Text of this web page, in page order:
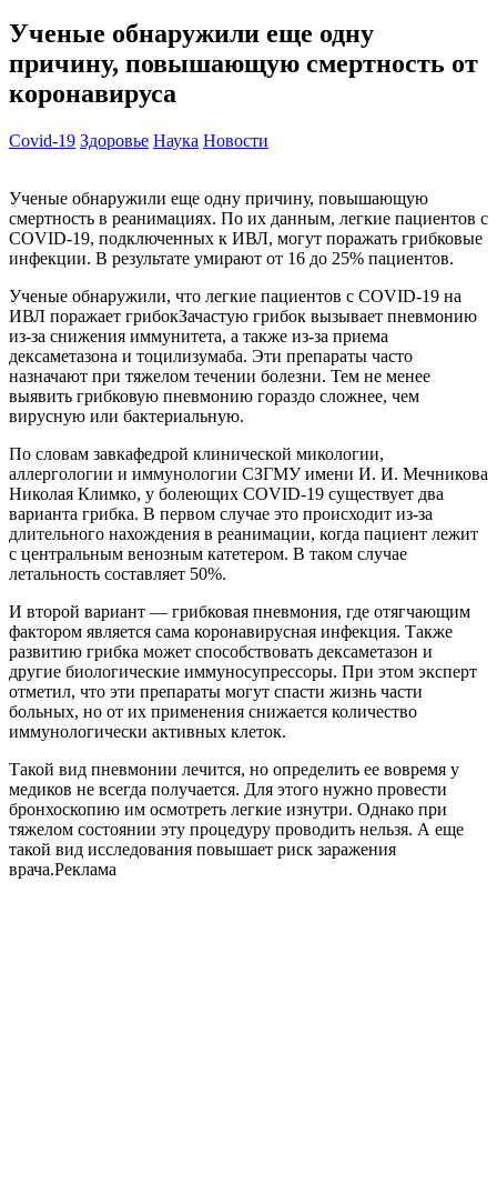
Ученые обнаружили еще одну
причину, повышающую смертность от
коронавируса
Covid-19 Здоровье Наука Новости
Ученые обнаружили еще одну причину, повышающую
смертность в реанимациях. По их данным, легкие пациентов с
COVID-19, подключенных к ИВЛ, могут поражать грибковые
инфекции. В результате умирают от 16 до 25% пациентов.
Ученые обнаружили, что легкие пациентов с COVID-19 на
ИВЛ поражает грибокЗачастую грибок вызывает пневмонию
из-за снижения иммунитета, а также из-за приема
дексаметазона и тоцилизумаба. Эти препараты часто
назначают при тяжелом течении болезни. Тем не менее
выявить грибковую пневмонию гораздо сложнее, чем
вирусную или бактериальную.
По словам завкафедрой клинической микологии,
аллергологии и иммунологии СЗГМУ имени И. И. Мечникова
Николая Климко, у болеющих COVID-19 существует два
варианта грибка. В первом случае это происходит из-за
длительного нахождения в реанимации, когда пациент лежит
с центральным венозным катетером. В таком случае
летальность составляет 50%.
И второй вариант — грибковая пневмония, где отягчающим
фактором является сама коронавирусная инфекция. Также
развитию грибка может способствовать дексаметазон и
другие биологические иммуносупрессоры. При этом эксперт
отметил, что эти препараты могут спасти жизнь части
больных, но от их применения снижается количество
иммунологически активных клеток.
Такой вид пневмонии лечится, но определить ее вовремя у
медиков не всегда получается. Для этого нужно провести
бронхоскопию им осмотреть легкие изнутри. Однако при
тяжелом состоянии эту процедуру проводить нельзя. А еще
такой вид исследования повышает риск заражения
врача.Реклама